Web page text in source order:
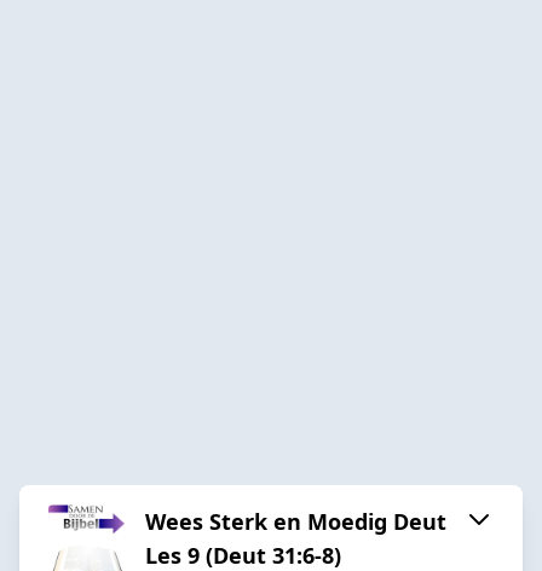
Wees Sterk en Moedig Deut
Les 9 (Deut 31:6-8)